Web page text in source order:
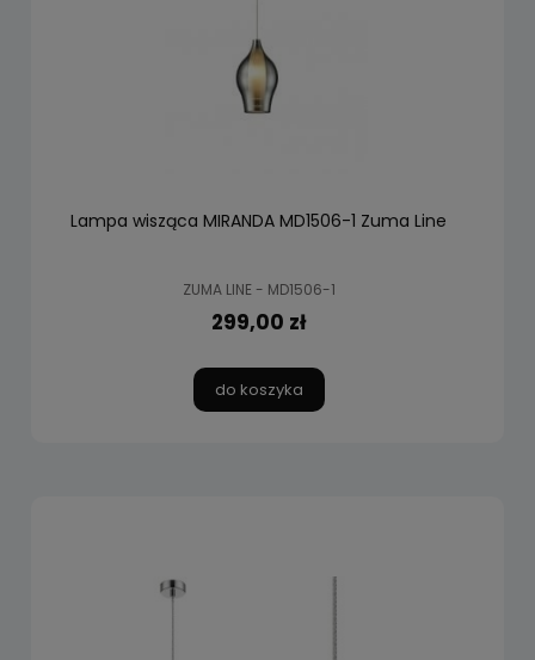
Lampa wisząca MIRANDA MD1506-1 Zuma Line
ZUMA LINE - MD1506-1
299,00 zł
do koszyka